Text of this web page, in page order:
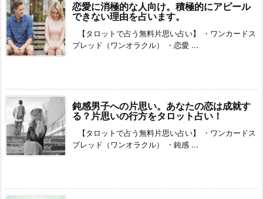
恋愛に消極的な人向け。積極的にアピール
できない理由を占います。
【タロットで占う無料片思い占い】 ・ワンカードス
プレッド（ワンオラクル） ・恋愛 ...
鈍感男子への片思い。あなたの恋は成就す
る？片思いの行方をタロット占い！
【タロットで占う無料片思い占い】 ・ワンカードス
プレッド（ワンオラクル） ・鈍感 ...